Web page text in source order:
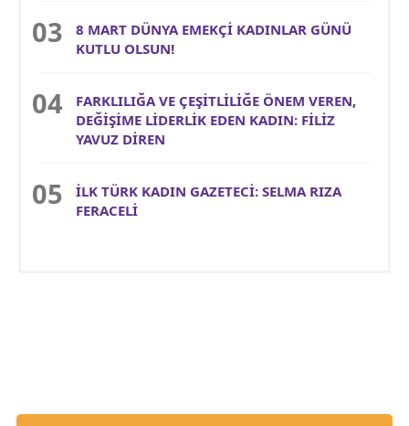
8 MART DÜNYA EMEKÇİ KADINLAR GÜNÜ
KUTLU OLSUN!
FARKLILIĞA VE ÇEŞİTLİLİĞE ÖNEM VEREN,
DEĞİŞİME LİDERLİK EDEN KADIN: FİLİZ
YAVUZ DİREN
İLK TÜRK KADIN GAZETECİ: SELMA RIZA
FERACELİ